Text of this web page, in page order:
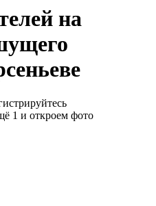
на
1 и откроем фото